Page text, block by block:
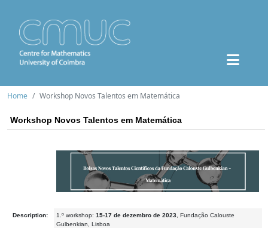
Home Workshop Novos Talentos em Matemática
Workshop Novos Talentos em Matemática
Description: 1.º workshop: 15-17 de dezembro de 2023 , Fundação Calouste
Gulbenkian, Lisboa